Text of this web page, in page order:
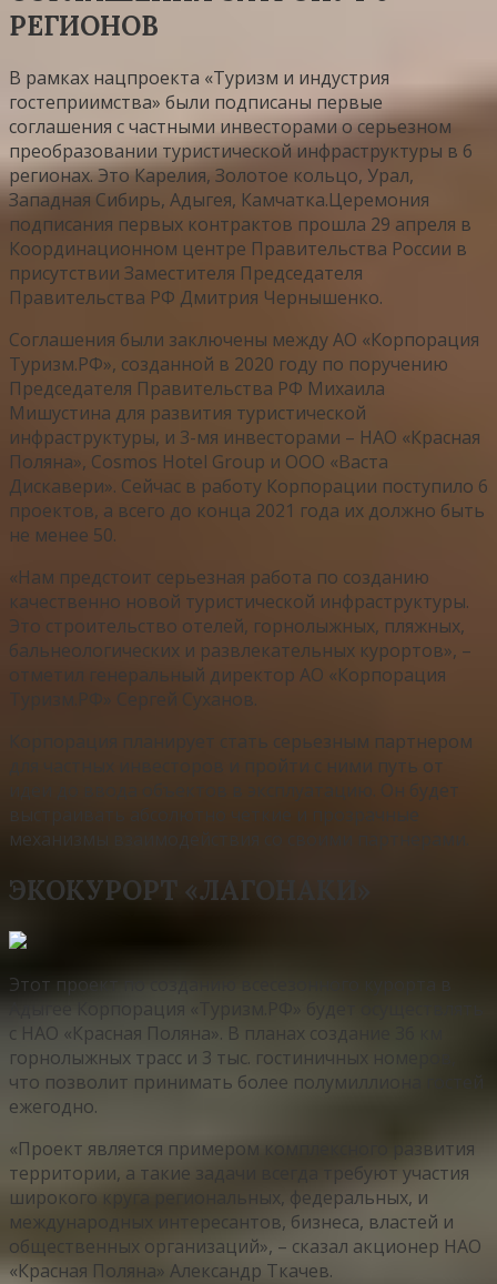
РЕГИОНОВ
В рамках нацпроекта «Туризм и индустрия
гостеприимства» были подписаны первые
соглашения с частными инвесторами о серьезном
преобразовании туристической инфраструктуры в 6
регионах. Это Карелия, Золотое кольцо, Урал,
Западная Сибирь, Адыгея, Камчатка.Церемония
подписания первых контрактов прошла 29 апреля в
Координационном центре Правительства России в
присутствии Заместителя Председателя
Правительства РФ Дмитрия Чернышенко.
Соглашения были заключены между АО «Корпорация
Туризм.РФ», созданной в 2020 году по поручению
Председателя Правительства РФ Михаила
Мишустина для развития туристической
инфраструктуры, и 3-мя инвесторами – НАО «Красная
Поляна», Cosmos Hotel Group и ООО «Васта
Дискавери». Сейчас в работу Корпорации поступило 6
проектов, а всего до конца 2021 года их должно быть
не менее 50.
«Нам предстоит серьезная работа по созданию
качественно новой туристической инфраструктуры.
Это строительство отелей, горнолыжных, пляжных,
бальнеологических и развлекательных курортов», –
отметил генеральный директор АО «Корпорация
Туризм.РФ» Сергей Суханов.
Корпорация планирует стать серьезным партнером
для частных инвесторов и пройти с ними путь от
идеи до ввода объектов в эксплуатацию. Он будет
механизмы взаимодействия со своими партнерами.
ЭКОКУРОРТ «ЛАГОНАКИ»
Этот проект по созданию всесезонного курорта в
Адыгее Корпорация «Туризм.РФ» будет осуществлять
с НАО «Красная Поляна». В планах создание 36 км
горнолыжных трасс и 3 тыс. гостиничных номеров,
что позволит принимать более полумиллиона гостей
ежегодно.
«Проект является примером комплексного развития
территории, а такие задачи всегда требуют участия
широкого круга региональных, федеральных, и
международных интересантов, бизнеса, властей и
общественных организаций», – сказал акционер НАО
«Красная Поляна» Александр Ткачев.